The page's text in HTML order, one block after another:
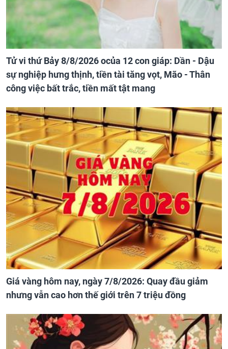
Tử vi thứ Bảy 8/8/2026 ocủa 12 con giáp: Dần - Dậu
sự nghiệp hưng thịnh, tiền tài tăng vọt, Mão - Thân
công việc bất trắc, tiền mất tật mang
Giá vàng hôm nay, ngày 7/8/2026: Quay đầu giảm
nhưng vẫn cao hơn thế giới trên 7 triệu đồng